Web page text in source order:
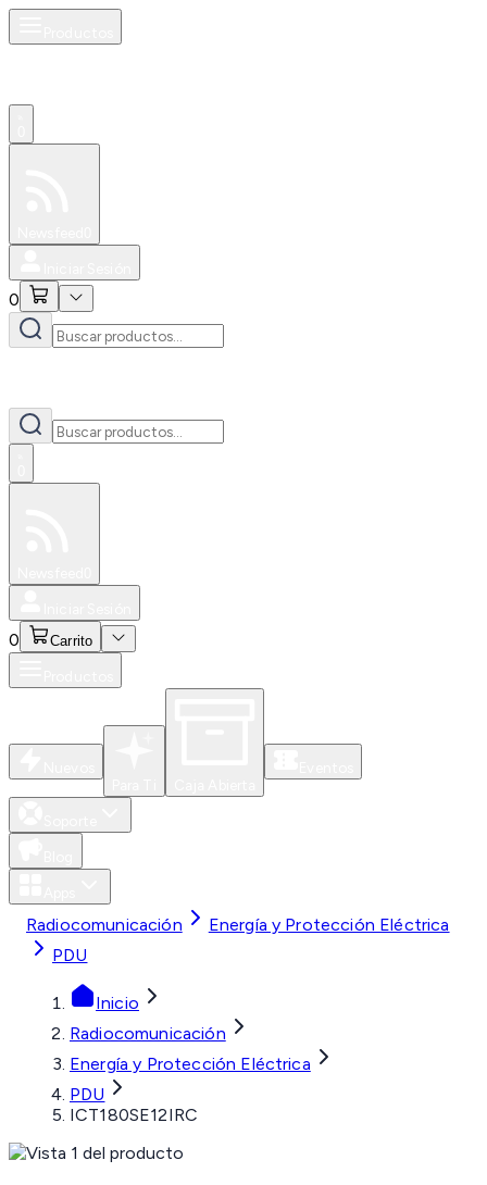
0
0 Carrito
Radiocomunicación
Energía y Protección Eléctrica
PDU
Inicio
Radiocomunicación
Energía y Protección Eléctrica
PDU
ICT180SE12IRC